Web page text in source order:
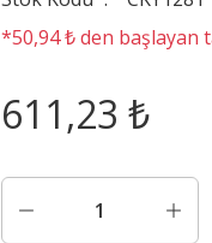
*50,94 ₺ den başlayan
611,23 ₺